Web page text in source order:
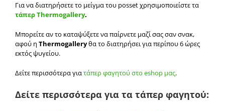
Για να διατηρήσετε το μείγμα του posset χρησιμοποιείστε τα
τάπερ Thermogallery.
Μπορείτε αν το καταψύξετε να παίρνετε μαζί σας σαν σνακ,
αφού η Thermogalleryθα το διατηρήσει για περίπου 6 ώρες
εκτός ψυγείου.
Δείτε περισσότερα γιατάπερ φαγητού στο eshop μας.
Δείτε περισσότερα για τα τάπερ φαγητού: